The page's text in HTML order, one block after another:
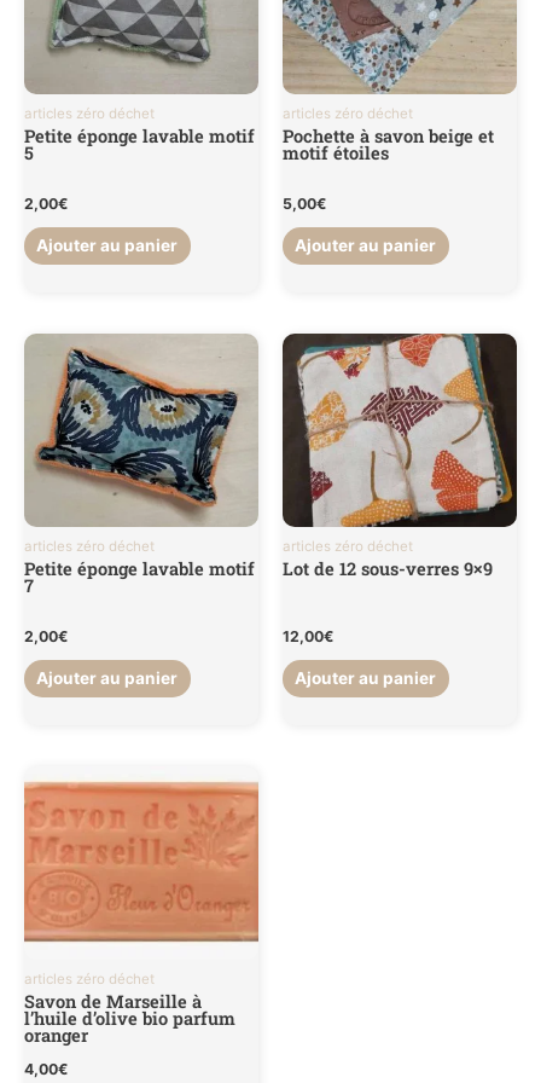
articles zéro déchet
Petite éponge lavable motif
5
2,00€
Ajouter au panier
articles zéro déchet
Pochette à savon beige et
motif étoiles
5,00€
Ajouter au panier
articles zéro déchet
Petite éponge lavable motif
7
2,00€
Ajouter au panier
articles zéro déchet
Lot de 12 sous-verres 9×9
12,00€
Ajouter au panier
articles zéro déchet
Savon de Marseille à
l’huile d’olive bio parfum
oranger
4,00€